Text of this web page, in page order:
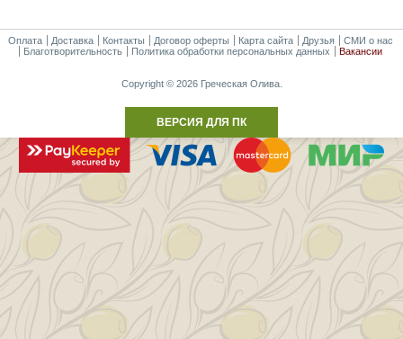
Оплата Доставка Контакты Договор оферты Карта сайта Друзья
СМИ о нас
Благотворительность
Политика обработки персональных данных Вакансии
Copyright © 2026 Греческая Олива.
ВЕРСИЯ ДЛЯ ПК